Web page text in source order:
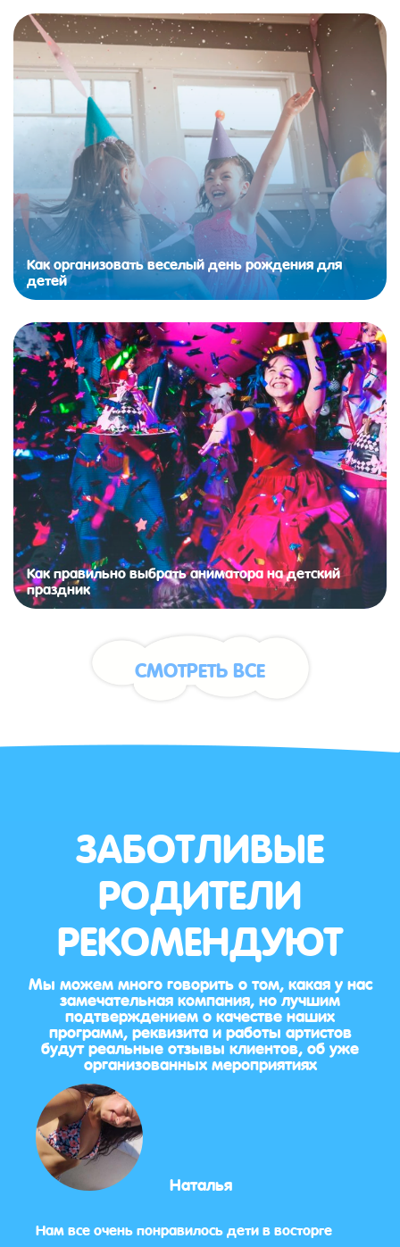
Как организовать веселый день рождения для
детей
Как правильно выбрать аниматора на детский
праздник
СМОТРЕТЬ ВСЕ
ЗАБОТЛИВЫЕ
РОДИТЕЛИ
РЕКОМЕНДУЮТ
Мы можем много говорить о том, какая у нас
замечательная компания, но лучшим
подтверждением о качестве наших
программ, реквизита и работы артистов
будут реальные отзывы клиентов, об уже
организованных мероприятиях
Наталья
Нам все очень понравилось дети в восторге